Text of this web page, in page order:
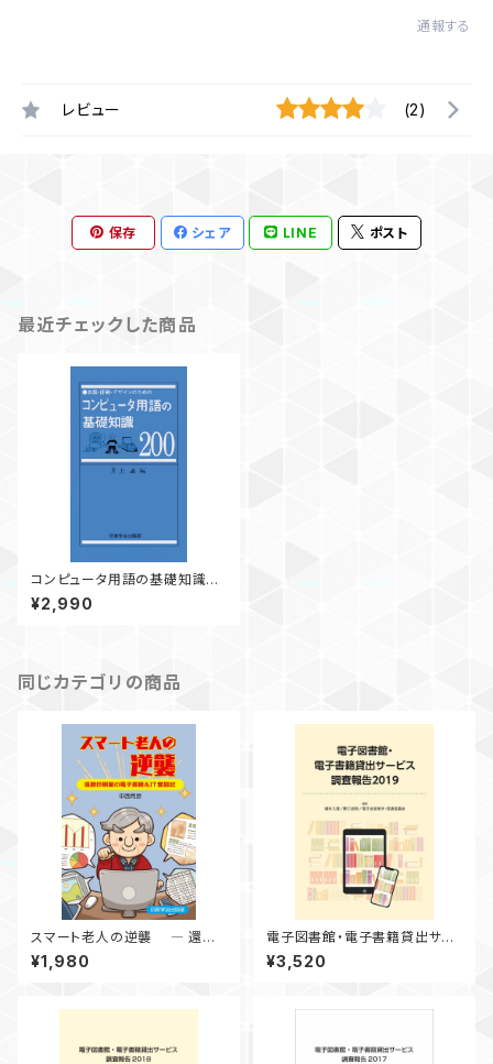
通報する
レビュー (2)
保存 シェア LINE ポスト
最近チェックした商品
コンピュータ用語の基礎知識20
0
¥2,990
同じカテゴリの商品
スマート老人の逆襲 ― 還暦
印刷屋の電子書籍＆IT奮闘記
―
¥1,980
電子図書館・電子書籍貸出サー
ビス 調査報告 2019
¥3,520